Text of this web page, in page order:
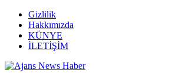
Gizlilik
Hakkımızda
KÜNYE
İLETİŞİM